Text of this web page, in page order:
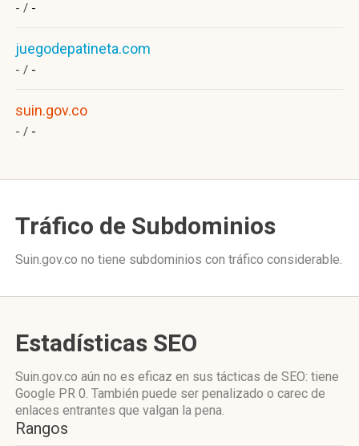
- / -
juegodepatineta.com
- / -
suin.gov.co
- / -
Tráfico de Subdominios
Suin.gov.co no tiene subdominios con tráfico considerable.
Estadísticas SEO
Suin.gov.co aún no es eficaz en sus tácticas de SEO: tiene
Google PR 0. También puede ser penalizado o carec de
enlaces entrantes que valgan la pena.
Rangos